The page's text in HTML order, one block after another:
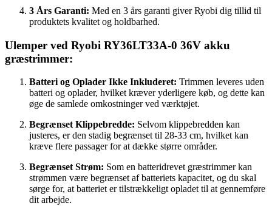
3 Års Garanti: Med en 3 års garanti giver Ryobi dig tillid til
produktets kvalitet og holdbarhed.
Ulemper ved Ryobi RY36LT33A-0 36V akku
græstrimmer:
Batteri og Oplader Ikke Inkluderet: Trimmen leveres uden
batteri og oplader, hvilket kræver yderligere køb, og dette kan
øge de samlede omkostninger ved værktøjet.
Begrænset Klippebredde: Selvom klippebredden kan
justeres, er den stadig begrænset til 28-33 cm, hvilket kan
kræve flere passager for at dække større områder.
Begrænset Strøm: Som en batteridrevet græstrimmer kan
strømmen være begrænset af batteriets kapacitet, og du skal
sørge for, at batteriet er tilstrækkeligt opladet til at gennemføre
dit arbejde.